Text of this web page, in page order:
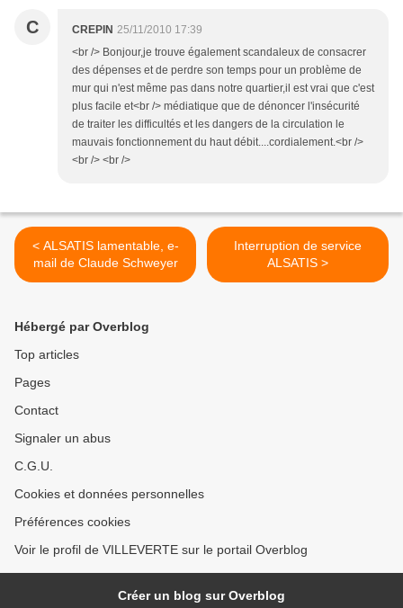
C CREPIN 25/11/2010 17:39
<br /> Bonjour,je trouve également scandaleux de consacrer
des dépenses et de perdre son temps pour un problème de
mur qui n'est même pas dans notre quartier,il est vrai que c'est
plus facile et<br /> médiatique que de dénoncer l'insécurité
de traiter les difficultés et les dangers de la circulation le
mauvais fonctionnement du haut débit....cordialement.<br />
<br /> <br />
< ALSATIS lamentable, e-
mail de Claude Schweyer
Interruption de service
ALSATIS >
Hébergé par Overblog
Top articles
Pages
Contact
Signaler un abus
C.G.U.
Cookies et données personnelles
Préférences cookies
Voir le profil de VILLEVERTE sur le portail Overblog
Créer un blog sur Overblog